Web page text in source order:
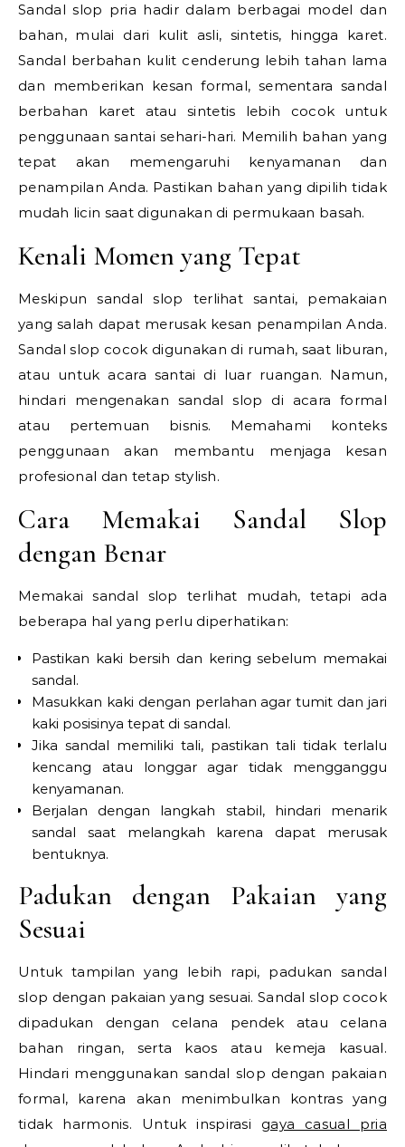
Sandal slop pria hadir dalam berbagai model dan
bahan, mulai dari kulit asli, sintetis, hingga karet.
Sandal berbahan kulit cenderung lebih tahan lama
dan memberikan kesan formal, sementara sandal
berbahan karet atau sintetis lebih cocok untuk
penggunaan santai sehari-hari. Memilih bahan yang
tepat akan memengaruhi kenyamanan dan
penampilan Anda. Pastikan bahan yang dipilih tidak
mudah licin saat digunakan di permukaan basah.
Kenali Momen yang Tepat
Meskipun sandal slop terlihat santai, pemakaian
yang salah dapat merusak kesan penampilan Anda.
Sandal slop cocok digunakan di rumah, saat liburan,
atau untuk acara santai di luar ruangan. Namun,
hindari mengenakan sandal slop di acara formal
atau pertemuan bisnis. Memahami konteks
penggunaan akan membantu menjaga kesan
profesional dan tetap stylish.
Cara Memakai Sandal Slop
dengan Benar
Memakai sandal slop terlihat mudah, tetapi ada
beberapa hal yang perlu diperhatikan:
Pastikan kaki bersih dan kering sebelum memakai
sandal.
Masukkan kaki dengan perlahan agar tumit dan jari
kaki posisinya tepat di sandal.
Jika sandal memiliki tali, pastikan tali tidak terlalu
kencang atau longgar agar tidak mengganggu
kenyamanan.
Berjalan dengan langkah stabil, hindari menarik
sandal saat melangkah karena dapat merusak
bentuknya.
Padukan dengan Pakaian yang
Sesuai
Untuk tampilan yang lebih rapi, padukan sandal
slop dengan pakaian yang sesuai. Sandal slop cocok
dipadukan dengan celana pendek atau celana
bahan ringan, serta kaos atau kemeja kasual.
Hindari menggunakan sandal slop dengan pakaian
formal, karena akan menimbulkan kontras yang
tidak harmonis. Untuk inspirasi gaya casual pria